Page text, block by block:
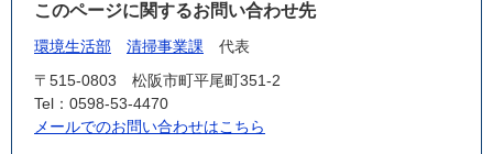
このページに関するお問い合わせ先
環境生活部 清掃事業課
代表
〒515-0803
松阪市町平尾町351-2
Tel：0598-53-4470
メールでのお問い合わせはこちら